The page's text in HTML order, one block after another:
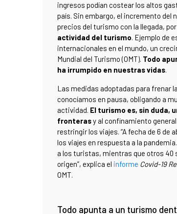
ingresos podían costear los altos
país. Sin embargo, el incremento del
precios del turismo con la llegada,
actividad del turismo. Ejemplo de
internacionales en el mundo, un
Mundial del Turismo (OMT). Todo
ha irrumpido en nuestras vidas.
Las medidas adoptadas para frenar
conocíamos en pausa, obligando a
actividad. El turismo es, sin duda,
fronterasy al confinamiento
restringir los viajes. “A fecha de 6 de
los viajes en respuesta a la
a los turistas, mientras que otros 40
origen”, explica el informe Covid-19
OMT.
Todo apunta a un turismo